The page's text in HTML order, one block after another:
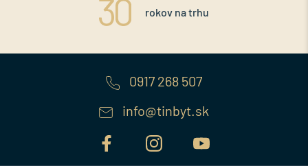
rokov na trhu
0917 268 507
info@tinbyt.sk